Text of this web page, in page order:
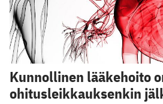
Kunnollinen lääkehoito
ohitusleikkauksenkin